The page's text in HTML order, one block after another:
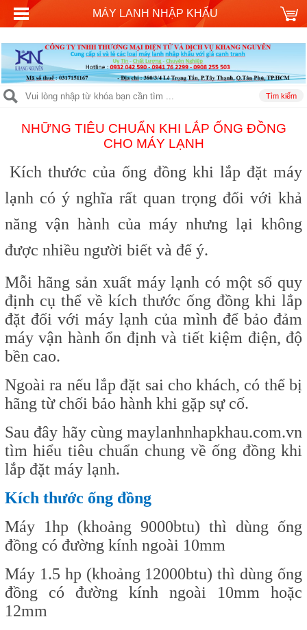
NHỮNG TIÊU CHUẨN KHI LẮP ỐNG ĐỒNG
CHO MÁY LẠNH
Kích thước của ống đồng khi lắp đặt máy
lạnh có ý nghĩa rất quan trọng đối với khả
năng vận hành của máy nhưng lại không
được nhiều người biết và để ý.
Mỗi hãng sản xuất máy lạnh có một số quy
định cụ thể về kích thước ống đồng khi lắp
đặt đối với máy lạnh của mình để bảo đảm
máy vận hành ổn định và tiết kiệm điện, độ
bền cao.
Ngoài ra nếu lắp đặt sai cho khách, có thể bị
hãng từ chối bảo hành khi gặp sự cố.
Sau đây hãy cùng maylanhnhapkhau.com.vn
tìm hiểu tiêu chuẩn chung về ống đồng khi
lắp đặt máy lạnh.
Kích thước ống đồng
Máy 1hp (khoảng 9000btu) thì dùng ống
đồng có đường kính ngoài 10mm
Máy 1.5 hp (khoảng 12000btu) thì dùng ống
đồng có đường kính ngoài 10mm hoặc
12mm
MÁY LANH NHẬP KHẨU